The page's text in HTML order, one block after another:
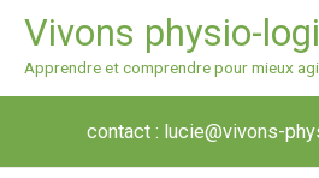
Vivons physio-
Apprendre et comprendre pour mieux
contact : lucie@vivons-